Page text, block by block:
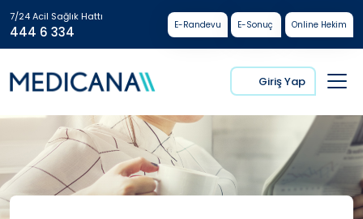
7/24 Acil Sağlık Hattı
444 6 334 E-Randevu E-Sonuç Online Hekim
Giriş Yap